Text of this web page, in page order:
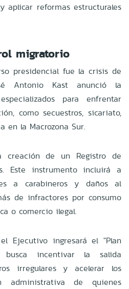
aplicar reformas estructurales
migratorio
presidencial fue la crisis de
Antonio Kast anunció la
para enfrentar
como secuestros, sicariato,
en la Macrozona Sur.
creación de un Registro de
Este instrumento incluirá a
a carabineros y daños al
de infractores por consumo
o comercio ilegal.
Ejecutivo ingresará el "Plan
busca incentivar la salida
irregulares y acelerar los
administrativa de quienes